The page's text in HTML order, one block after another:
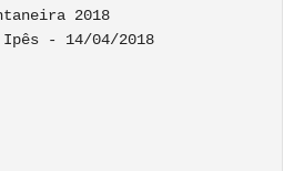
2018
Ipês - 14/04/2018